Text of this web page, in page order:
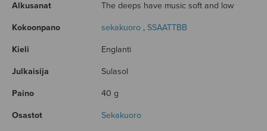
Alkusanat The deeps have music soft and low
Kokoonpano sekakuoro , SSAATTBB
Kieli Englanti
Julkaisija Sulasol
Paino 40 g
Osastot Sekakuoro